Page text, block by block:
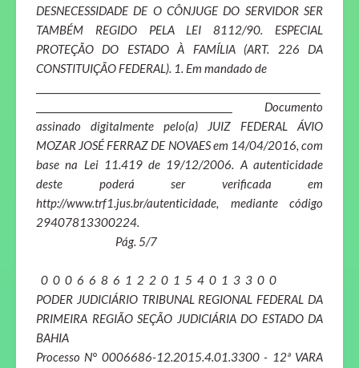
DESNECESSIDADE DE O CÔNJUGE DO SERVIDOR SER
TAMBÉM REGIDO PELA LEI 8112/90. ESPECIAL
PROTEÇÃO DO ESTADO À FAMÍLIA (ART. 226 DA
CONSTITUIÇÃO FEDERAL). 1. Em mandado de
_________________________________________________ Documento
assinado digitalmente pelo(a) JUIZ FEDERAL ÁVIO
MOZAR JOSÉ FERRAZ DE NOVAES em 14/04/2016, com
base na Lei 11.419 de 19/12/2006. A autenticidade
deste poderá ser verificada em
http://www.trf1.jus.br/autenticidade, mediante código
29407813300224.
Pág. 5/7
0 0 0 6 6 8 6 1 2 2 0 1 5 4 0 1 3 3 0 0
PODER JUDICIÁRIO TRIBUNAL REGIONAL FEDERAL DA
PRIMEIRA REGIÃO SEÇÃO JUDICIÁRIA DO ESTADO DA
BAHIA
Processo N° 0006686-12.2015.4.01.3300 - 12ª VARA